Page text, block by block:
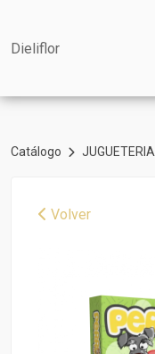
Dieliflor
Catálogo JUGUETERIA
Volver